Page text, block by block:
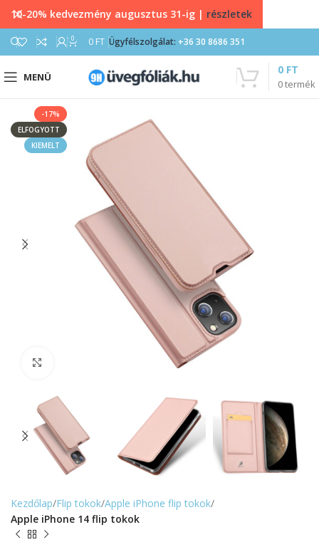
0 0 FT Ügyfélszolgálat: +36 30 8686 351
MENÜ
0termék
0 FT
-17%
ELFOGYOTT
KIEMELT
Kezdőlap Flip tokok Apple iPhone flip tokok
Apple iPhone 14 flip tokok
10-20% kedvezmény augusztus 31-ig | részletek